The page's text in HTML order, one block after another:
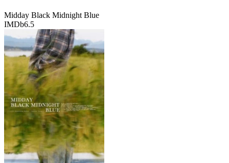
Midday Black Midnight Blue
IMDb6.5